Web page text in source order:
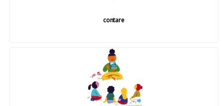
contare